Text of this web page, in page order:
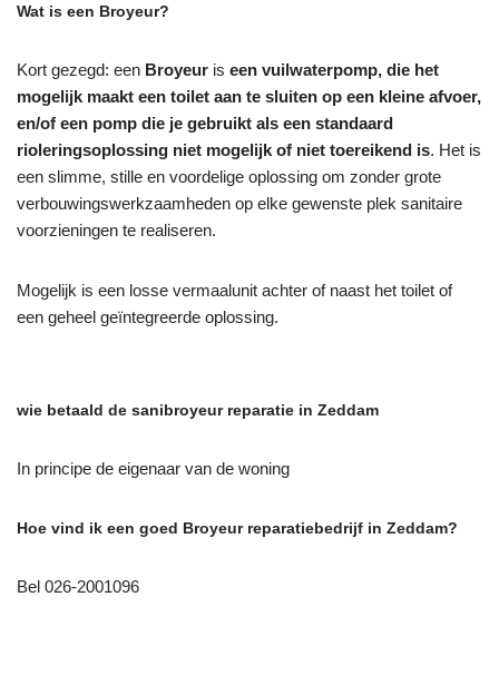
Wat is een Broyeur?
Kort gezegd: een Broyeur is een vuilwaterpomp, die het
mogelijk maakt een toilet aan te sluiten op een kleine afvoer,
en/of een pomp die je gebruikt als een standaard
rioleringsoplossing niet mogelijk of niet toereikend is. Het is
een slimme, stille en voordelige oplossing om zonder grote
verbouwingswerkzaamheden op elke gewenste plek sanitaire
voorzieningen te realiseren.
Mogelijk is een losse vermaalunit achter of naast het toilet of
een geheel geïntegreerde oplossing.
wie betaald de sanibroyeur reparatie in Zeddam
In principe de eigenaar van de woning
Hoe vind ik een goed Broyeur reparatiebedrijf in Zeddam?
Bel 026-2001096